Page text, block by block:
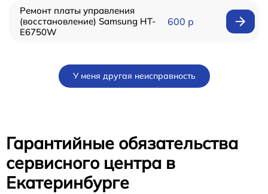
Ремонт платы управления
(восстановление) Samsung HT-
E6750W
600 р
У меня другая неисправность
Гарантийные обязательства
сервисного центра в
Екатеринбурге